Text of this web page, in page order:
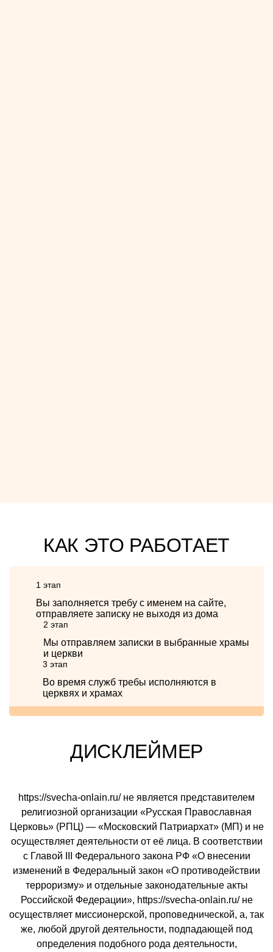
КАК ЭТО РАБОТАЕТ
1 этап
Вы заполняется требу с именем на сайте,
отправляете записку не выходя из дома
2 этап
Мы отправляем записки в выбранные храмы
и церкви
3 этап
Во время служб требы исполняются в
церквях и храмах
ДИСКЛЕЙМЕР
https://svecha-onlain.ru/ не является представителем
религиозной организации «Русская Православная
Церковь» (РПЦ) — «Московский Патриархат» (МП) и не
осуществляет деятельности от её лица. В соответствии
с Главой III Федерального закона РФ «О внесении
изменений в Федеральный закон «О противодействии
терроризму» и отдельные законодательные акты
Российской Федерации», https://svecha-onlain.ru/ не
осуществляет миссионерской, проповеднической, а, так
же, любой другой деятельности, подпадающей под
определения подобного рода деятельности,